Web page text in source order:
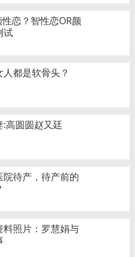
恋？智性恋OR颜
试
都是软骨头？
:高圆圆赵又廷
待产，待产前的
料照片：罗慧娟与